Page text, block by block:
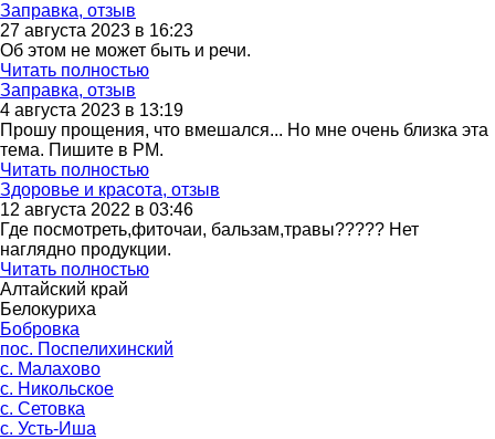
Заправка, отзыв
27 августа 2023 в 16:23
Об этом не может быть и речи.
Читать полностью
Заправка, отзыв
4 августа 2023 в 13:19
Прошу прощения, что вмешался... Но мне очень близка эта
тема. Пишите в PM.
Читать полностью
Здоровье и красота, отзыв
12 августа 2022 в 03:46
Где посмотреть,фиточаи, бальзам,травы????? Нет
наглядно продукции.
Читать полностью
Алтайский край
Белокуриха
Бобровка
пос. Поспелихинский
с. Малахово
с. Никольское
с. Сетовка
с. Усть-Иша